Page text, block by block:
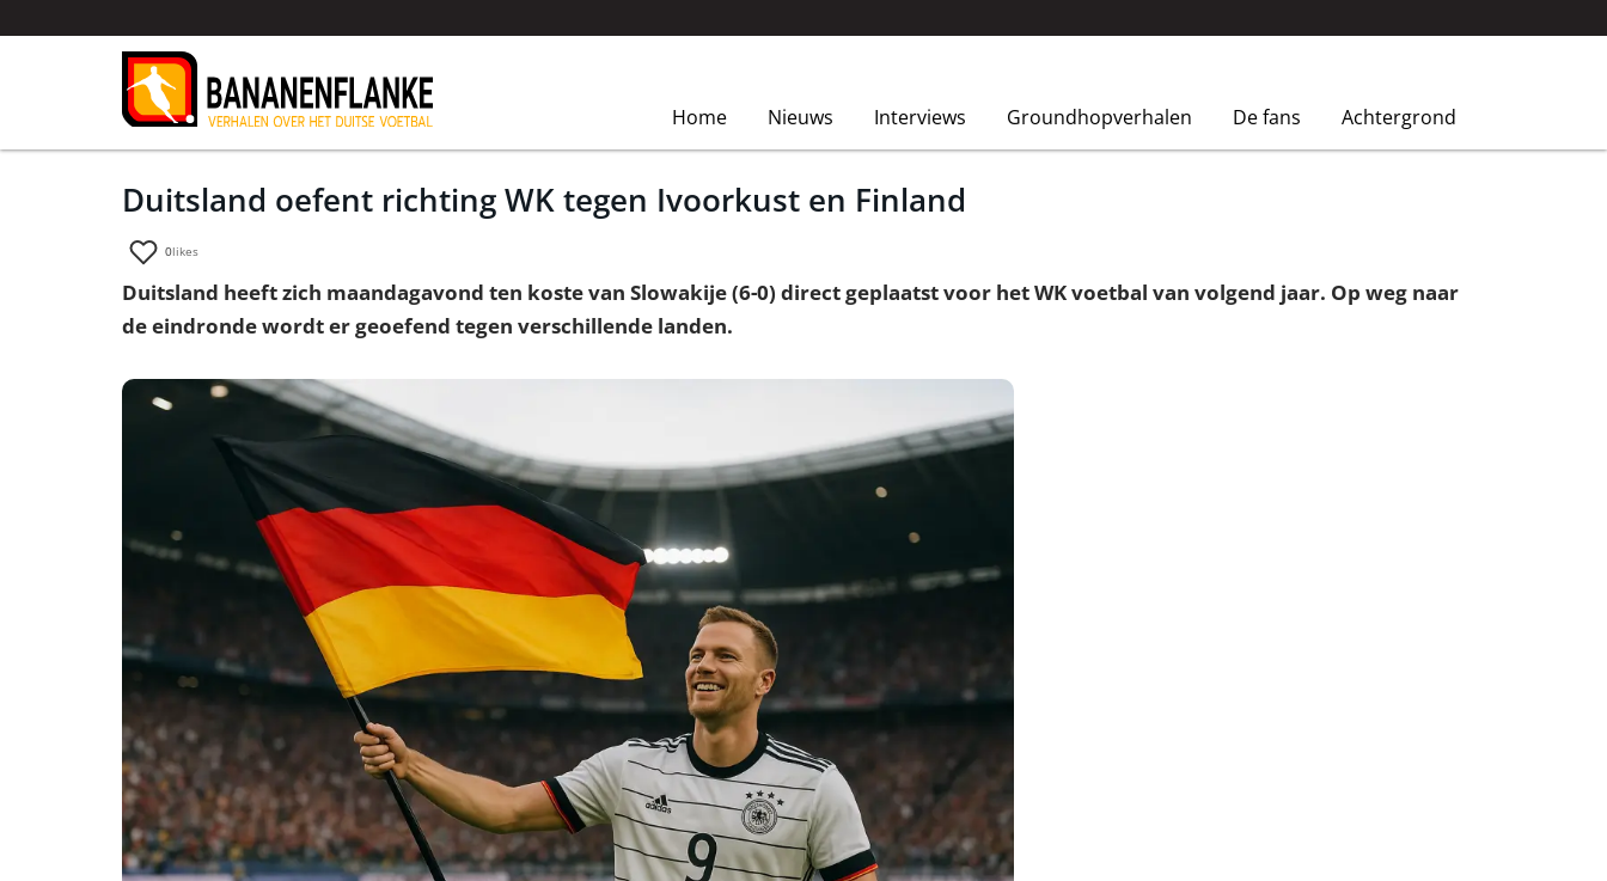
Home Nieuws Interviews Groundhopverhalen De fans Achtergrond
Duitsland oefent richting WK tegen Ivoorkust en Finland
0likes
Duitsland heeft zich maandagavond ten koste van Slowakije (6-0) direct geplaatst voor het WK voetbal van volgend jaar. Op weg naar
de eindronde wordt er geoefend tegen verschillende landen.